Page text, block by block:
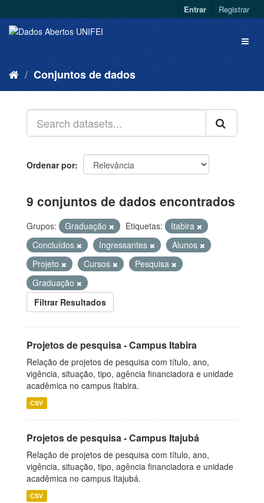
Entrar Registrar
Conjuntos de dados
Ordenar por
9 conjuntos de dados encontrados
Grupos: Graduação Etiquetas:
Itabira
Concluídos
Ingressantes
Alunos
Projeto
Cursos
Pesquisa
Graduação
Filtrar Resultados
Projetos de pesquisa - Campus Itabira
Relação de projetos de pesquisa com título, ano,
vigência, situação, tipo, agência financiadora e unidade
acadêmica no campus Itabira.
CSV
Projetos de pesquisa - Campus Itajubá
Relação de projetos de pesquisa com título, ano,
vigência, situação, tipo, agência financiadora e unidade
acadêmica no campus Itajubá.
CSV